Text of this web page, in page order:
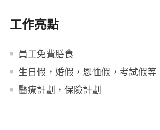
工作亮點
員工免費膳食
生日假，婚假，恩恤假，考試假等
醫療計劃，保險計劃